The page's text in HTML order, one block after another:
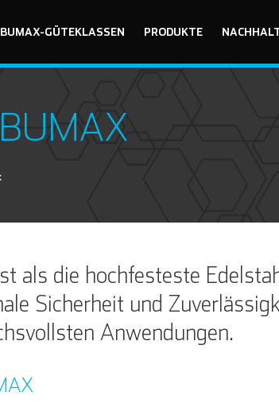
BUMAX-GÜTEKLASSEN PRODUKTE
als die hochfesteste
Sicherheit und
Anwendungen.